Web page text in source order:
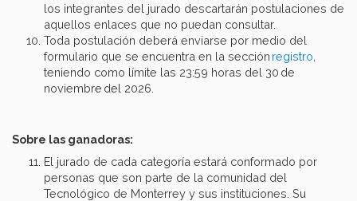
los integrantes del jurado descartarán postulaciones de
aquellos enlaces que no puedan consultar.
Toda postulación deberá enviarse por medio del
formulario que se encuentra en la sección registro
teniendo como límite las 23:59 horas del 30 de
noviembre del 2026.
Sobre las ganadoras:
El jurado de cada categoría estará conformado por
personas que son parte de la comunidad del
Tecnológico de Monterrey y sus instituciones. Su